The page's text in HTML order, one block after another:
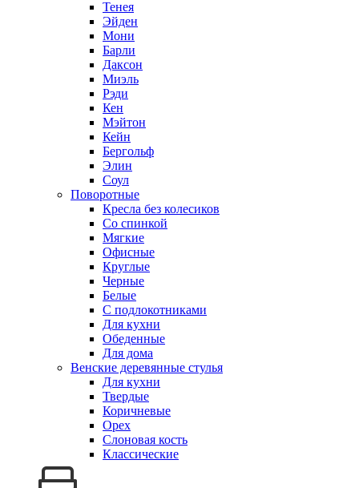
Тенея
Эйден
Мони
Барли
Даксон
Миэль
Рэди
Кен
Мэйтон
Кейн
Бергольф
Элин
Соул
Поворотные
Кресла без колесиков
Со спинкой
Мягкие
Офисные
Круглые
Черные
Белые
С подлокотниками
Для кухни
Обеденные
Для дома
Венские деревянные стулья
Для кухни
Твердые
Коричневые
Орех
Слоновая кость
Классические